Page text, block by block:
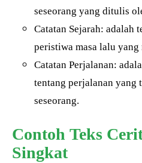
seseorang yang ditulis
Catatan Sejarah: adalah
peristiwa masa lalu
Catatan Perjalanan:
tentang perjalanan yang
seseorang.
Contoh Teks
Singkat